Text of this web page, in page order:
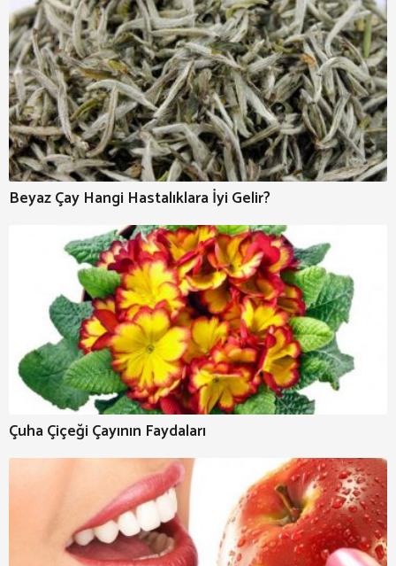
Beyaz Çay Hangi Hastalıklara İyi Gelir?
Çuha Çiçeği Çayının Faydaları